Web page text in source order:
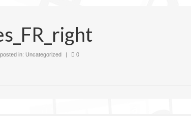
posted in: Uncategorized | 0